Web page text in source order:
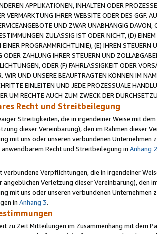
APPLIKATIONEN, INHALTEN ODER
VERMARKTUNG IHRER WEBSITE ODER DES GGF.
UND ZWAR UNABHÄNGIG
ZULÄSSIG IST ODER NICHT, (D)
EINER PROGRAMMRICHTLINIE), (E) IHREN
ODER ZAHLUNG IHRER STEUERN UND
ODER (F) FAHRLÄSSIGKEIT ODER
WIR UND UNSERE BEAUFTRAGTEN KÖNNEN IM
EINLEITEN UND JEDE PROZESSUALE
UM RECHTE AUCH ZUM ZWECK DER
Recht und Streitbeilegung
Streitigkeiten, die in irgendeiner Weise mit
dieser Vereinbarung), den im Rahmen dieser
mit uns oder unseren verbundenen
anwendbarem Recht und Streitbeilegung in Anhang 2
verbundene Verpflichtungen, die in irgendeiner
angeblichen Verletzung dieser Vereinbarung), den
mit uns oder unseren verbundenen
in Anhang 3.
zu Zeit Mitteilungen im Zusammenhang mit dem